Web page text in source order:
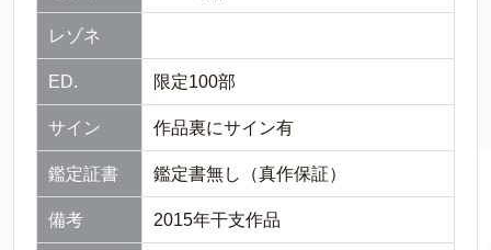
レゾネ
ED. 限定100部
サイン 作品裏にサイン有
鑑定証書 鑑定書無し（真作保証）
備考 2015年干支作品